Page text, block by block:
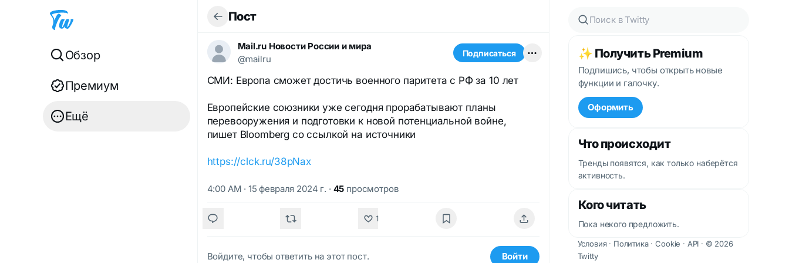
Обзор
Премиум
Ещё
Пост
Mail.ru Новости России и мира
@mailru
Подписаться
СМИ: Европа сможет достичь военного паритета с РФ за 10 лет
Европейские союзники уже сегодня прорабатывают планы
перевооружения и подготовки к новой потенциальной войне,
пишет Bloomberg со ссылкой на источники
https://clck.ru/38pNax
4:00 AM · 15 февраля 2024 г. · 45 просмотров
1
Войдите, чтобы ответить на этот пост. Войти
✨ Получить Premium
Подпишись, чтобы открыть новые
функции и галочку.
Оформить
Что происходит
Тренды появятся, как только наберётся
активность.
Кого читать
Пока некого предложить.
Условия· Политика·Cookie · API · © 2026
Twitty